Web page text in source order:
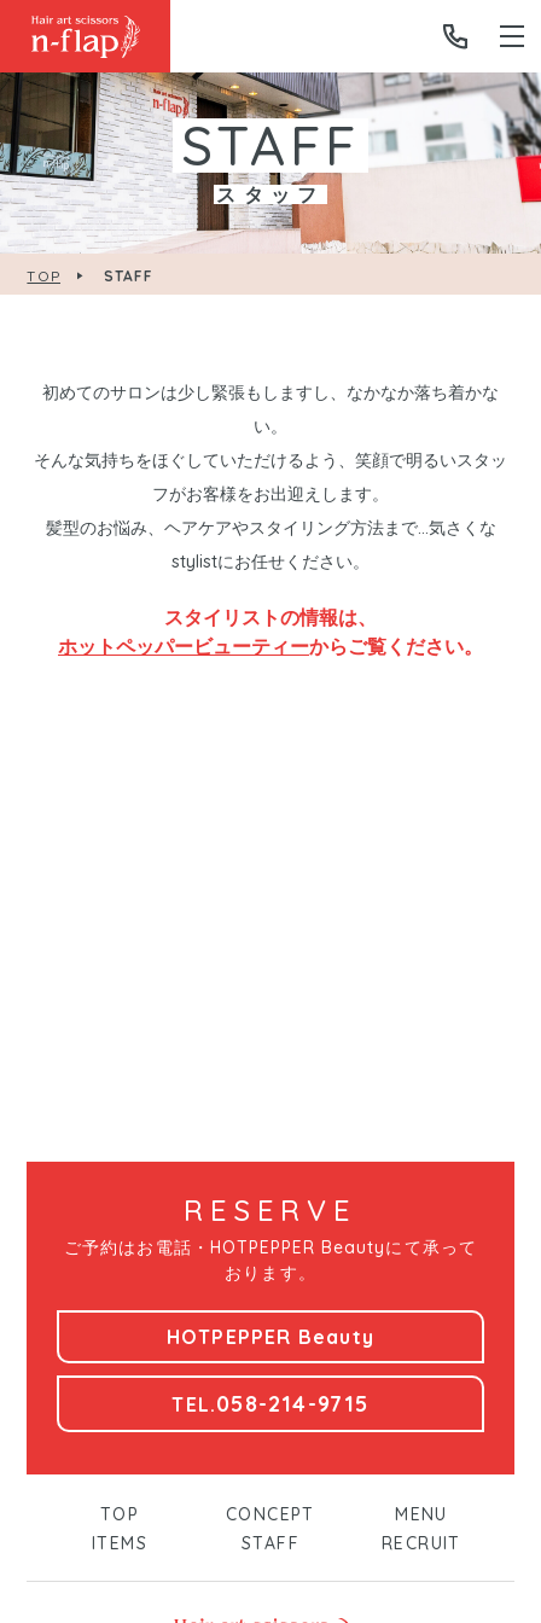
STAFF
スタッフ
TOP STAFF
初めてのサロンは少し緊張もしますし、なかなか落ち着かな
い。
そんな気持ちをほぐしていただけるよう、笑顔で明るいスタッ
フがお客様をお出迎えします。
髪型のお悩み、ヘアケアやスタイリング方法まで…気さくな
stylistにお任せください。
スタイリストの情報は、
ホットペッパービューティーからご覧ください。
RESERVE
ご予約はお電話・HOTPEPPER Beautyにて承って
おります。
HOTPEPPER Beauty
TEL.058-214-9715
TOP CONCEPT
MENU
ITEMS
STAFF RECRUIT